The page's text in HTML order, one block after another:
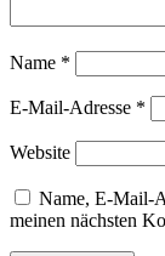
Name *
E-Mail-Adresse *
Website
Name, E-Mail-
meinen nächsten